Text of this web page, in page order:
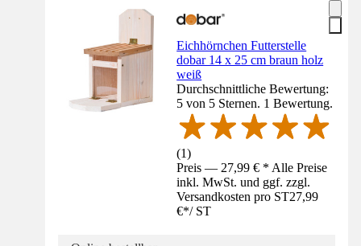
Eichhörnchen Futterstelle
dobar 14 x 25 cm braun holz
weiß
Durchschnittliche Bewertung:
5 von 5 Sternen. 1 Bewertung.
(1)
Preis — 27,99 € * Alle Preise
inkl. MwSt. und ggf. zzgl.
Versandkosten pro ST27,99
€*/ ST